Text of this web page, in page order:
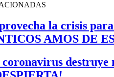
la crisis
AMOS DE
destruye